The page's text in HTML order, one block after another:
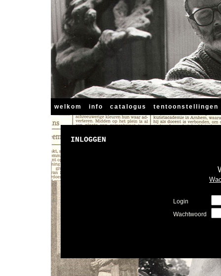
welkom info catalogus tentoonstellingen
INLOGGEN
Login
Wachtwoord